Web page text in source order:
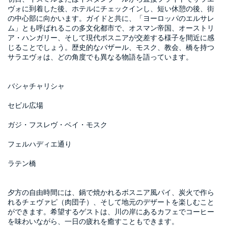
ヴォに到着した後、ホテルにチェックインし、短い休憩の後、街
の中心部に向かいます。ガイドと共に、「ヨーロッパのエルサレ
ム」とも呼ばれるこの多文化都市で、オスマン帝国、オーストリ
ア・ハンガリー、そして現代ボスニアが交差する様子を間近に感
じることでしょう。歴史的なバザール、モスク、教会、橋を持つ
サラエヴォは、どの角度でも異なる物語を語っています。
バシャチャリシャ
セビル広場
ガジ・フスレヴ・ベイ・モスク
フェルハディエ通り
ラテン橋
夕方の自由時間には、鍋で焼かれるボスニア風パイ、炭火で作ら
れるチェヴァピ（肉団子）、そして地元のデザートを楽しむこと
ができます。希望するゲストは、川の岸にあるカフェでコーヒー
を味わいながら、一日の疲れを癒すこともできます。